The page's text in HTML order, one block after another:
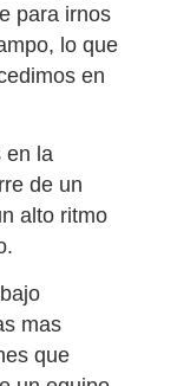
para irnos
lo que
en
en la
de un
alto ritmo
mas
que